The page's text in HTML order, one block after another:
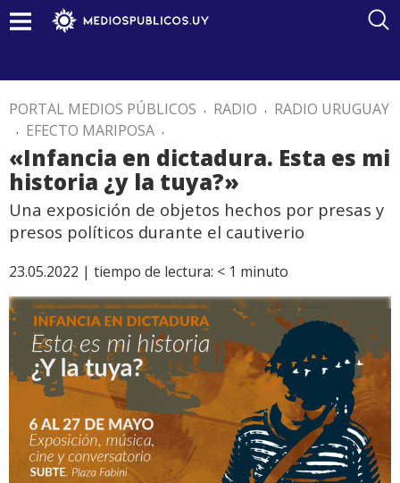
PORTAL MEDIOS PÚBLICOS . RADIO . RADIO URUGUAY
. EFECTO MARIPOSA .
«Infancia en dictadura. Esta es mi
historia ¿y la tuya?»
Una exposición de objetos hechos por presas y
presos políticos durante el cautiverio
23.05.2022 | tiempo de lectura: < 1 minuto